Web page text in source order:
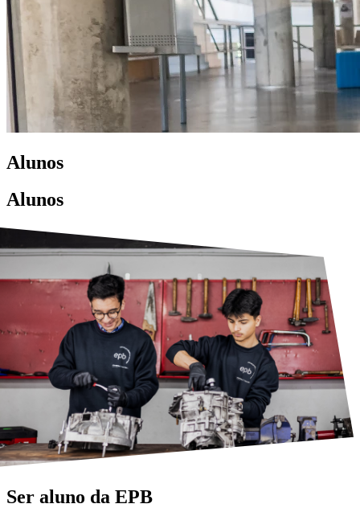
Técnico de Desenvolvimento de Software
(Programação e Sistemas Informáticos)
Técnico de Design de Comunicação Gráfica
Técnico de Eletrónica e Automação
Técnico de Mecatrónica Automóvel
Técnico de Obra (Planeamento e Coordenação de
Obra)
Técnico de Produção de Conteúdos Interativos
Técnico de Refrigeração e Climatização
Técnico de Sistemas de Computação de Redes
contactos
candidaturas
Alunos
Alunos
Ser aluno da EPB